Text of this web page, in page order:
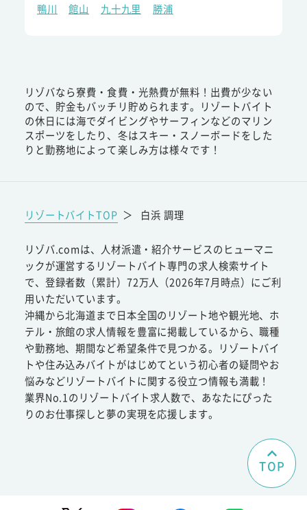
鴨川
館山 九十九里 勝浦
リゾバなら寮費・食費・光熱費が無料！出費が少ない
ので、貯金もバッチリ貯められます。リゾートバイト
の休日には海でダイビングやサーフィンなどのマリン
スポーツをしたり、冬はスキー・スノーボードをした
りと勤務地によって楽しみ方は様々です！
リゾートバイトTOP ＞ 白浜 調理
リゾバ.comは、人材派遣・紹介サービスのヒューマニ
ックが運営するリゾートバイト専門の求人検索サイト
で、登録者数（累計）72万人（2026年7月時点）にご利
用いただいています。
沖縄から北海道まで日本全国のリゾート地や観光地、ホ
テル・旅館の求人情報を豊富に掲載しているから、職種
や勤務地、期間など希望条件で見つかる。リゾートバイ
トや住み込みバイトがはじめてという初心者の疑問やお
悩みなどリゾートバイトに関する役立つ情報も満載！
業界No.1のリゾートバイト求人数で、あなたにぴった
りのお仕事探しと夢の実現を応援します。
TOP